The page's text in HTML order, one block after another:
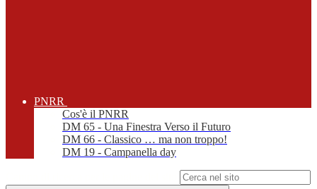
PNRR
Cos'è il PNRR
DM 65 - Una Finestra Verso il Futuro
DM 66 - Classico … ma non troppo!
DM 19 - Campanella day